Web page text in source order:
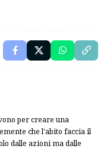
per creare una
che l'abito faccia il
dalle azioni ma dalle